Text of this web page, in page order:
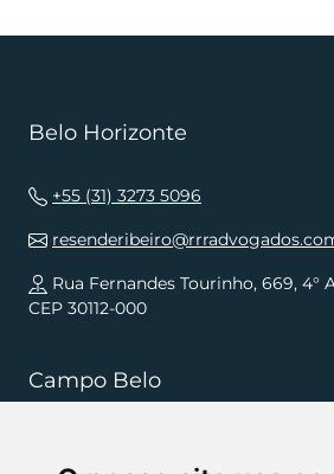
Belo Horizonte
+55 (31) 3273 5096
Rua Fernandes Tourinho, 669, 4°
CEP 30112-000
Campo Belo